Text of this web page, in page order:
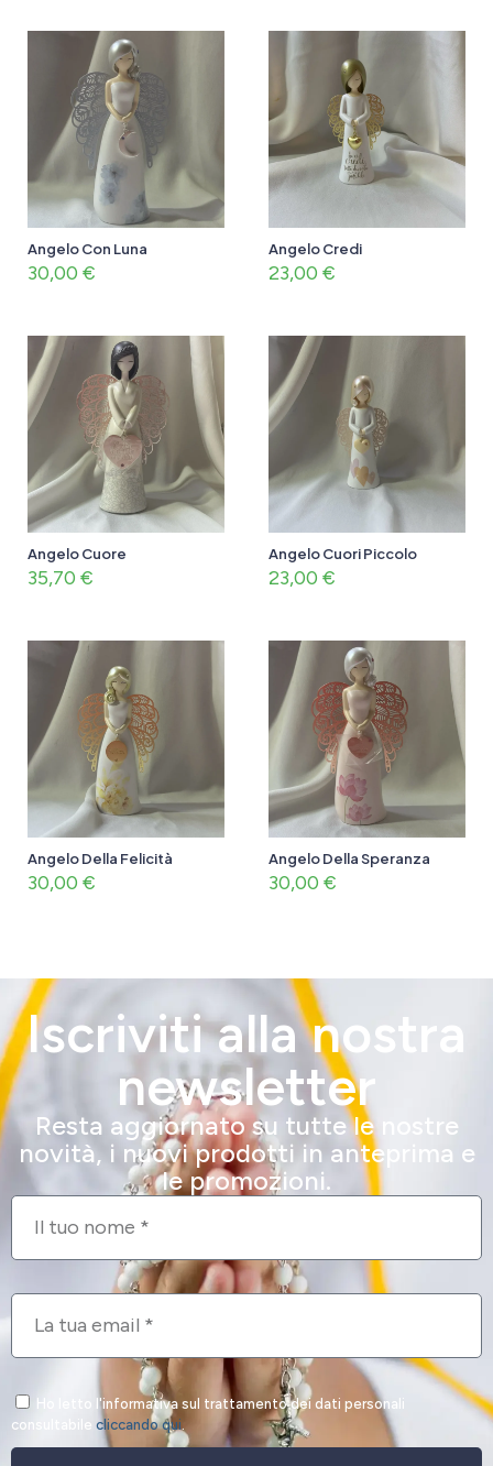
Angelo Con Luna
30,00 €
Angelo Credi
23,00 €
Angelo Cuore
35,70 €
Angelo Cuori Piccolo
23,00 €
Angelo Della Felicità
30,00 €
Angelo Della Speranza
30,00 €
Iscriviti alla nostra
newsletter
Resta aggiornato su tutte le nostre
novità, i nuovi prodotti in anteprima e
le promozioni.
Ho letto l'informativa sul trattamento dei dati personali
consultabile cliccando qui.